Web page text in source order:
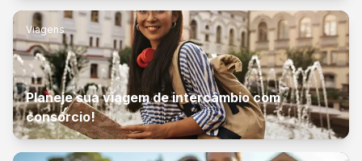
Viagens
Planeje sua viagem de intercâmbio com
consórcio!